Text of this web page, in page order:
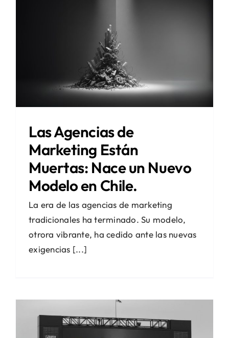
Las Agencias de
Marketing Están
Muertas: Nace un Nuevo
Modelo en Chile.
La era de las agencias de marketing
tradicionales ha terminado. Su modelo,
otrora vibrante, ha cedido ante las nuevas
exigencias [...]